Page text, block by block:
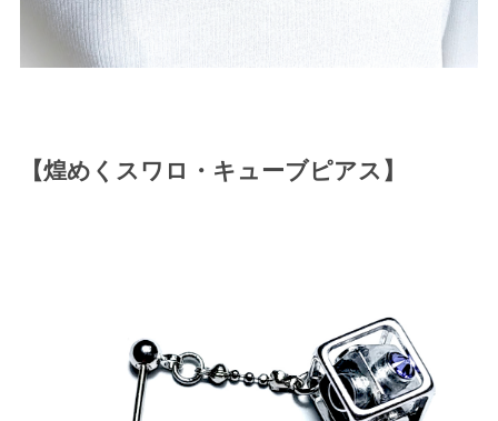
【煌めくスワロ・キューブピアス】